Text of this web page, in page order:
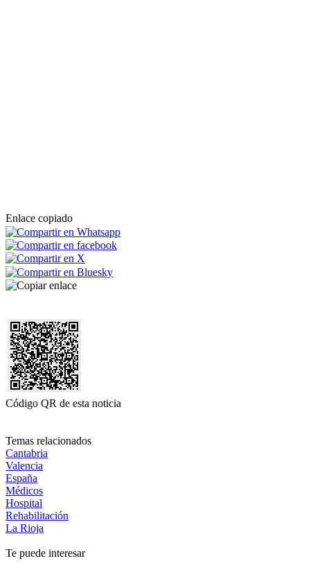
Enlace copiado
Código QR de esta noticia
Temas relacionados
Cantabria
Valencia
España
Médicos
Hospital
Rehabilitación
La Rioja
Te puede interesar